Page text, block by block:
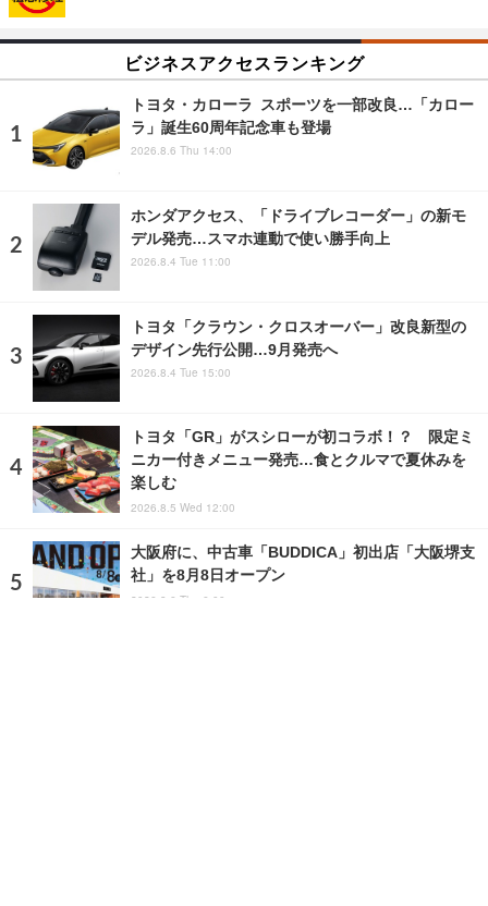
ビジネスアクセスランキング
トヨタ・カローラ スポーツを一部改良…「カロー
ラ」誕生60周年記念車も登場
2026.8.6 Thu 14:00
ホンダアクセス、「ドライブレコーダー」の新モ
デル発売…スマホ連動で使い勝手向上
2026.8.4 Tue 11:00
トヨタ「クラウン・クロスオーバー」改良新型の
デザイン先行公開…9月発売へ
2026.8.4 Tue 15:00
トヨタ「GR」がスシローが初コラボ！？ 限定ミ
ニカー付きメニュー発売…食とクルマで夏休みを
楽しむ
2026.8.5 Wed 12:00
大阪府に、中古車「BUDDICA」初出店「大阪堺支
社」を8月8日オープン
2026.8.6 Thu 6:00